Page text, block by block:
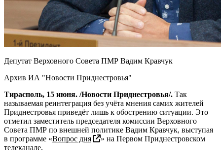
Депутат Верховного Совета ПМР Вадим Кравчук
Архив ИА "Новости Приднестровья"
Тирасполь, 15 июня. /Новости Приднестровья/. Так
называемая реинтеграция без учёта мнения самих жителей
Приднестровья приведёт лишь к обострению ситуации. Это
отметил заместитель председателя комиссии Верховного
Совета ПМР по внешней политике Вадим Кравчук, выступая
в программе «Вопрос дня
» на Первом Приднестровском
телеканале.